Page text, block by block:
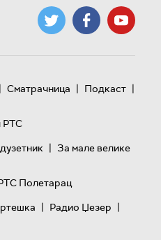
| Сматрачница | Подкаст |
РТС
| За мале велике
Полетарац
| Радио Џезер |